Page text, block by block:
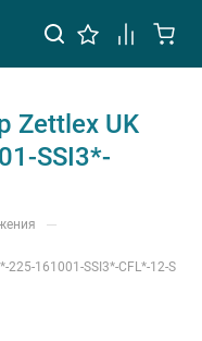
Zettlex UK
SSI3*-
—
161001-SSI3*-CFL*-12-S